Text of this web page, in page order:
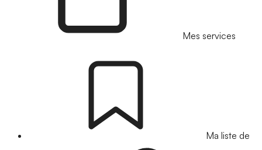
Mes services
Ma liste de